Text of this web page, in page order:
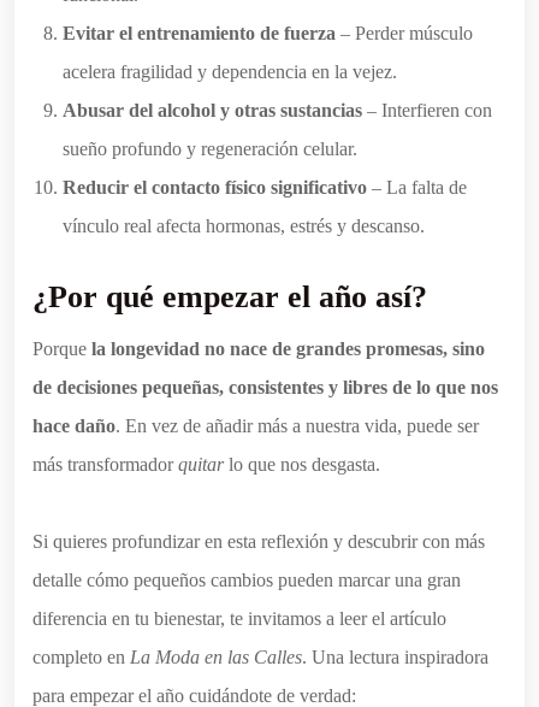
Evitar el entrenamiento de fuerza – Perder músculo
acelera fragilidad y dependencia en la vejez.
Abusar del alcohol y otras sustancias – Interfieren con
sueño profundo y regeneración celular.
Reducir el contacto físico significativo – La falta de
vínculo real afecta hormonas, estrés y descanso.
¿Por qué empezar el año así?
Porque la longevidad no nace de grandes promesas, sino
de decisiones pequeñas, consistentes y libres de lo que nos
hace daño. En vez de añadir más a nuestra vida, puede ser
más transformadorquitarlo que nos desgasta.
Si quieres profundizar en esta reflexión y descubrir con más
detalle cómo pequeños cambios pueden marcar una gran
diferencia en tu bienestar, te invitamos a leer el artículo
completo en La Moda en las Calles. Una lectura inspiradora
para empezar el año cuidándote de verdad: